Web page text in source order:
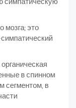
мозга; это
в спинном
сегментом, в